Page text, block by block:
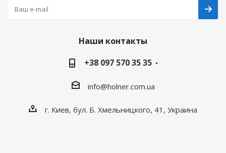
Наши контакты
+38 097 570 35 35
info@holner.com.ua
г. Киев, бул. Б. Хмельницкого, 41, Украина